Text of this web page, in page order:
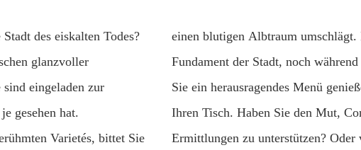
des eiskalten Todes?
glanzvoller
eingeladen zur
gesehen hat.
Varietés, bittet Sie
einen blutigen Albtraum
Fundament der Stadt, noch
Sie ein herausragendes Menü
Ihren Tisch. Haben Sie den Mut,
Ermittlungen zu unterstützen?